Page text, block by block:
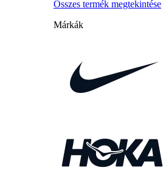
Összes termék megtekintése
Márkák